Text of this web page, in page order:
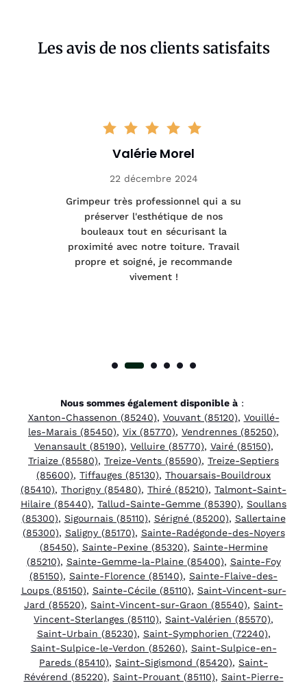
Les avis de nos clients satisfaits
Valérie Morel
22 décembre 2024
Grimpeur très professionnel qui a su
préserver l'esthétique de nos
bouleaux tout en sécurisant la
proximité avec notre toiture. Travail
propre et soigné, je recommande
vivement !
Nous sommes également disponible à:
Xanton-Chassenon (85240), Vouvant (85120), Vouillé-
les-Marais (85450), Vix (85770), Vendrennes (85250),
Venansault (85190), Velluire (85770), Vairé (85150),
Triaize (85580), Treize-Vents (85590), Treize-Septiers
(85600), Tiffauges (85130), Thouarsais-Bouildroux
(85410), Thorigny (85480), Thiré (85210), Talmont-Saint-
Hilaire (85440), Tallud-Sainte-Gemme (85390), Soullans
(85300), Sigournais (85110), Sérigné (85200), Sallertaine
(85300), Saligny (85170), Sainte-Radégonde-des-Noyers
(85450), Sainte-Pexine (85320), Sainte-Hermine
(85210), Sainte-Gemme-la-Plaine (85400), Sainte-Foy
(85150), Sainte-Florence (85140), Sainte-Flaive-des-
Loups (85150), Sainte-Cécile (85110), Saint-Vincent-sur-
Jard (85520), Saint-Vincent-sur-Graon (85540), Saint-
Vincent-Sterlanges (85110), Saint-Valérien (85570),
Saint-Urbain (85230), Saint-Symphorien (72240),
Saint-Sulpice-le-Verdon (85260), Saint-Sulpice-en-
Pareds (85410), Saint-Sigismond (85420), Saint-
Révérend (85220), Saint-Prouant (85110), Saint-Pierre-